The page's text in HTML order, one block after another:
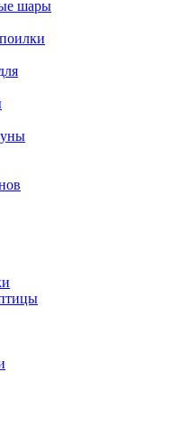
шары